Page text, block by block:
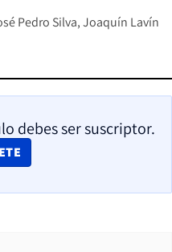
Pedro Silva Joaquín Lavín
debes ser suscriptor.
WINDOW